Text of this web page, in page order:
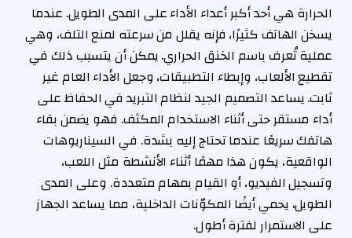
الحرارة هي أحد أكبر أعداء الأداء على المدى الطويل. عندما
يسخن الهاتف كثيرًا، فإنه يقلل من سرعته لمنع التلف، وهي
عملية تُعرف باسم الخنق الحراري. يمكن أن يتسبب ذلك في
تقطيع الألعاب، وإبطاء التطبيقات، وجعل الأداء العام غير
ثابت. يساعد التصميم الجيد لنظام التبريد في الحفاظ على
أداء مستقر حتى أثناء الاستخدام المكثف. فهو يضمن بقاء
هاتفك سريعًا عندما تحتاج إليه بشدة. في السيناريوهات
الواقعية، يكون هذا مهمًا أثناء الأنشطة مثل اللعب،
وتسجيل الفيديو، أو القيام بمهام متعددة. وعلى المدى
الطويل، يحمي أيضًا المكوّنات الداخلية، مما يساعد الجهاز
على الاستمرار لفترة أطول.